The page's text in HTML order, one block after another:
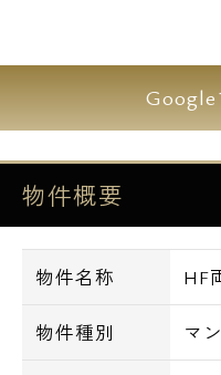
駐車場：月額/
バイク置場：月額/
駐輪場：初回登録
周辺環境
○ショッピングセ
ジーンズメイトまで
○スーパー○
物件概要
物件名称 HF
物件種別 マ